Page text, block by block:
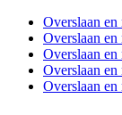
Overslaan en
Overslaan en
Overslaan en
Overslaan en
Overslaan en